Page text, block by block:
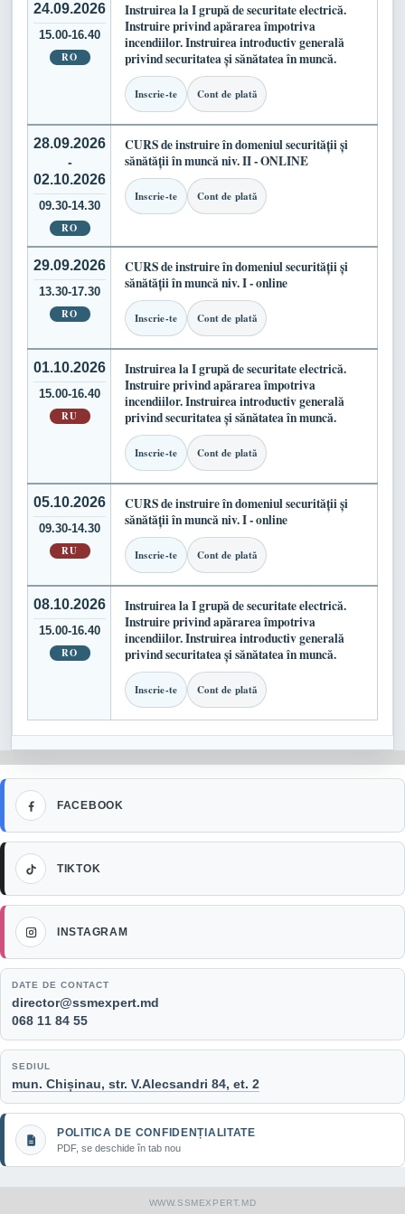
24.09.2026
15.00-16.40
RO
Instruirea la I grupă de securitate electrică.
Instruire privind apărarea împotriva
incendiilor. Instruirea introductiv generală
privind securitatea și sănătatea în muncă.
Inscrie-te Cont de plată
28.09.2026
-
02.10.2026
09.30-14.30
RO
CURS de instruire în domeniul securității și
sănătății în muncă niv. II - ONLINE
Inscrie-te Cont de plată
29.09.2026
13.30-17.30
RO
CURS de instruire în domeniul securității și
sănătății în muncă niv. I - online
Inscrie-te Cont de plată
01.10.2026
15.00-16.40
RU
Instruirea la I grupă de securitate electrică.
Instruire privind apărarea împotriva
incendiilor. Instruirea introductiv generală
privind securitatea și sănătatea în muncă.
Inscrie-te Cont de plată
05.10.2026
09.30-14.30
RU
CURS de instruire în domeniul securității și
sănătății în muncă niv. I - online
Inscrie-te Cont de plată
08.10.2026
15.00-16.40
RO
Instruirea la I grupă de securitate electrică.
Instruire privind apărarea împotriva
incendiilor. Instruirea introductiv generală
privind securitatea și sănătatea în muncă.
Inscrie-te Cont de plată
FACEBOOK
Facebook
DATE DE CONTACT
Email:
director@ssmexpert.md
Telefon:
068 11 84 55
TIKTOK
TikTok
SEDIUL
mun. Chișinau, str. V.Alecsandri 84, et. 2
INSTAGRAM
Instagram
POLITICA DE CONFIDENȚIALITATE
PDF, se deschide în tab nou
WWW.SSMEXPERT.MD